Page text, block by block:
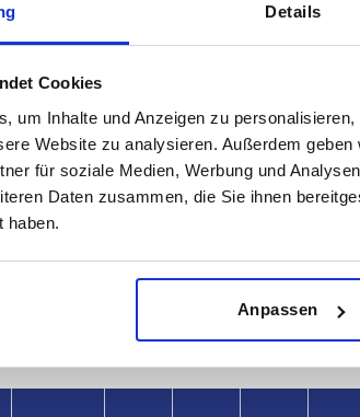
Details
Cookies
um Inhalte und Anzeigen zu
Website zu analysieren. Außerdem
für soziale Medien, Werbung und
Daten zusammen, die Sie ihnen
haben.
Anpassen
Coloris du corps de base
incolore
Surface du
AGRANDIR LE
plusieurs fois par jour à intervalles réguliers. La date
à l’étape finale, avant la finalisation de